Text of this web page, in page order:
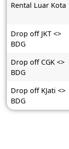
Rental Luar Kota
Drop off JKT <>
BDG
Drop off CGK <>
BDG
Drop off KJati <>
BDG